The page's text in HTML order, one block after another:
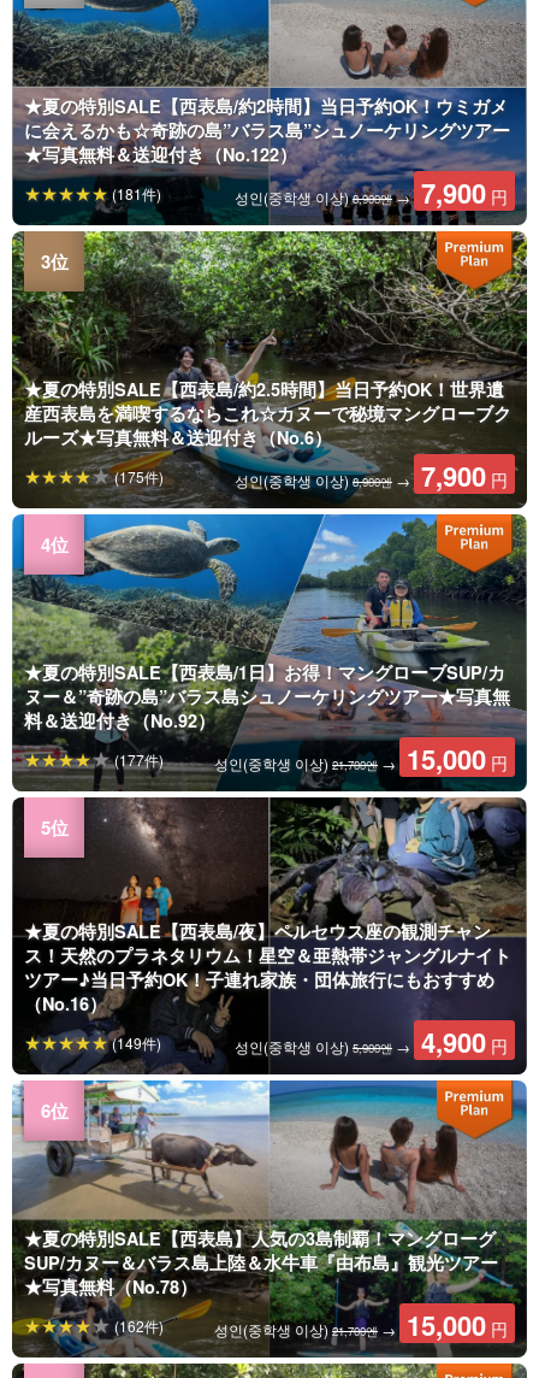
★夏の特別SALE【西表島/約2時間】当日予約OK！ウミガメ
に会えるかも☆奇跡の島”バラス島”シュノーケリングツアー
★写真無料＆送迎付き（No.122）
성인(중학생 이상)8,900엔→ 7,900 円
(181件)
★夏の特別SALE【西表島/約2.5時間】当日予約OK！世界遺
産西表島を満喫するならこれ☆カヌーで秘境マングローブク
ルーズ★写真無料＆送迎付き（No.6）
성인(중학생 이상)8,900엔 → 7,900 円
(175件)
★夏の特別SALE【西表島/1日】お得！マングローブSUP/カ
ヌー＆”奇跡の島”バラス島シュノーケリングツアー★写真無
料＆送迎付き（No.92）
성인(중학생 이상) 21,700엔 → 15,000 円
(177件)
★夏の特別SALE【西表島/夜】ペルセウス座の観測チャン
ス！天然のプラネタリウム！星空＆亜熱帯ジャングルナイト
ツアー♪当日予約OK！子連れ家族・団体旅行にもおすすめ
（No.16）
성인(중학생 이상) 5,900엔 → 4,900 円
(149件)
★夏の特別SALE【西表島】人気の3島制覇！マングローグ
SUP/カヌー＆バラス島上陸＆水牛車『由布島』観光ツアー
★写真無料（No.78）
성인(중학생 이상)21,700엔 → 15,000 円
(162件)